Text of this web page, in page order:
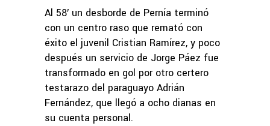
Al 58′ un desborde de Pernía terminó
con un centro raso que remató con
éxito el juvenil Cristian Ramírez, y poco
después un servicio de Jorge Páez fue
transformado en gol por otro certero
testarazo del paraguayo Adrián
Fernández, que llegó a ocho dianas en
su cuenta personal.